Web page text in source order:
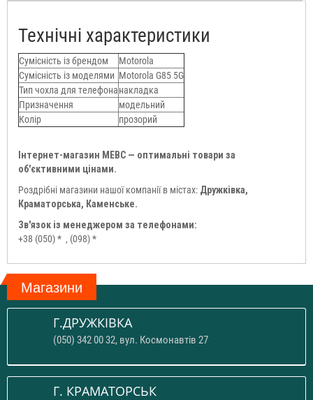
Технічні характеристики
Сумісність із брендом
Motorola
Сумісність із моделями Motorola G85 5G
Тип чохла для телефонанакладка
Призначення
модельний
Колір
прозорий
Інтернет-магазин МЕВС — оптимальні товари за
об'єктивними цінами.
Роздрібні магазини нашої компанії в містах: Дружківка,
Краматорська, Каменське.
Зв'язок із менеджером за телефонами:
+38 (050) * , (098) *
Магазини
Г.ДРУЖКІВКА
(050) 342 00 32, вул. Космонавтів 27
Г. КРАМАТОРСЬК